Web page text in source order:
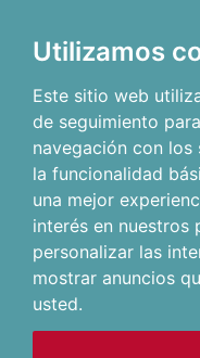
Utilizamos
Este sitio web
de seguimiento
navegación con los
la funcionalidad
una mejor
interés en
personalizar las
mostrar anuncios
usted.